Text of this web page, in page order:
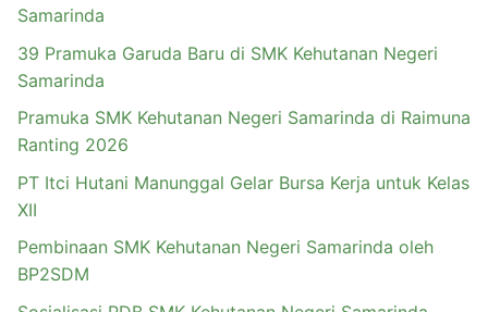
Samarinda
39 Pramuka Garuda Baru di SMK Kehutanan Negeri
Samarinda
Pramuka SMK Kehutanan Negeri Samarinda di Raimuna
Ranting 2026
PT Itci Hutani Manunggal Gelar Bursa Kerja untuk Kelas
XII
Pembinaan SMK Kehutanan Negeri Samarinda oleh
BP2SDM